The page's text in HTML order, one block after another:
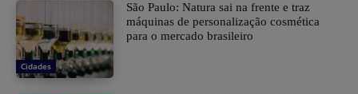
Cidades
São Paulo: Natura sai na frente e traz
máquinas de personalização cosmética
para o mercado brasileiro